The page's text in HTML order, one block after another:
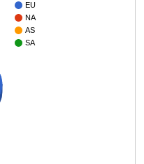
EU
NA
AS
SA